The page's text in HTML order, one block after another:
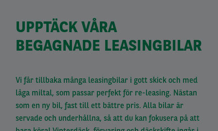
UPPTÄCK VÅRA
BEGAGNADE LEASINGBILAR
Vi får tillbaka många leasingbilar i gott skick och med
låga miltal, som passar perfekt för re-leasing. Nästan
som en ny bil, fast till ett bättre pris. Alla bilar är
servade och underhållna, så att du kan fokusera på att